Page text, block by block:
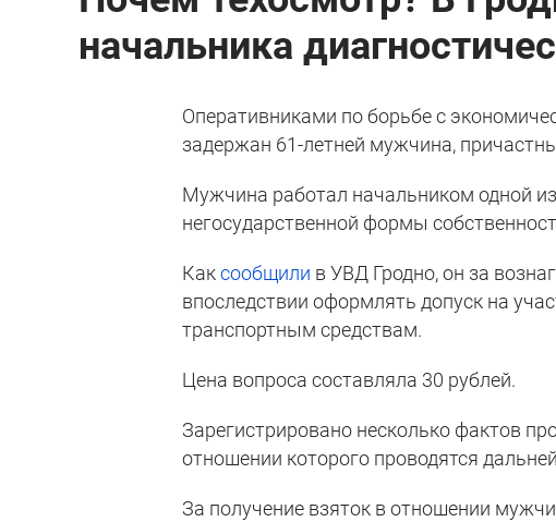
начальника
Оперативниками по борьбе с
задержан 61-летней мужчина,
Мужчина работал начальником одной
негосударственной формы
Каксообщили в УВД Гродно, он за
впоследствии оформлять допуск на
транспортным средствам.
Цена вопроса составляла 30 рублей.
Зарегистрировано несколько фактов
отношении которого проводятся
За получение взяток в отношении